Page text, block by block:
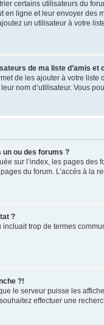
certains utilisateurs du
en ligne et leur envoyer
un utilisateur à votre
de ma liste d’amis et
de les ajouter à votre
nom d’utilisateur. Vous
ou des forums ?
sur l’index, les pages
du forum. L’accès à la
?
trop de termes
?!
le serveur puisse les
effectuer une